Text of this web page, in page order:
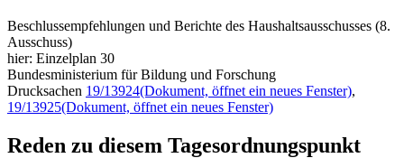
Beschlussempfehlungen und Berichte des Haushaltsausschusses (8.
Ausschuss)
hier: Einzelplan 30
Bundesministerium für Bildung und Forschung
Drucksachen 19/13924(Dokument, öffnet ein neues Fenster),
19/13925(Dokument, öffnet ein neues Fenster)
Reden zu diesem Tagesordnungspunkt